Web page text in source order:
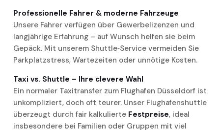
Professionelle Fahrer & moderne Fahrzeuge
Unsere Fahrer verfügen über Gewerbelizenzen und
langjährige Erfahrung – auf Wunsch helfen sie beim
Gepäck. Mit unserem Shuttle‑Service vermeiden Sie
Parkplatzstress, Wartezeiten oder unnötige Kosten.
Taxi vs. Shuttle – Ihre clevere Wahl
Ein normaler Taxi­transfer zum Flughafen Düsseldorf ist
unkompliziert, doch oft teurer. Unser Flughafenshuttle
überzeugt durch fair kalkulierte Festpreise, ideal
insbesondere bei Familien oder Gruppen mit viel